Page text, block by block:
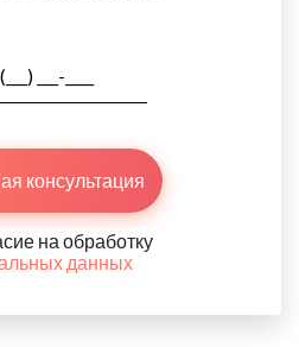
консультация
на обработку
данных